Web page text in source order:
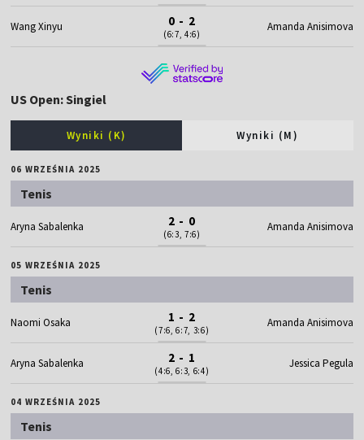
Wang Xinyu 0 - 2
(6:7, 4:6)
Amanda Anisimova
US Open: Singiel
Wyniki (K) Wyniki (M)
06 WRZEŚNIA 2025
Tenis
Aryna Sabalenka 2 - 0
(6:3, 7:6)
Amanda Anisimova
05 WRZEŚNIA 2025
Tenis
Naomi Osaka 1 - 2
(7:6, 6:7, 3:6)
Amanda Anisimova
Aryna Sabalenka 2 - 1
(4:6, 6:3, 6:4)
Jessica Pegula
04 WRZEŚNIA 2025
Tenis